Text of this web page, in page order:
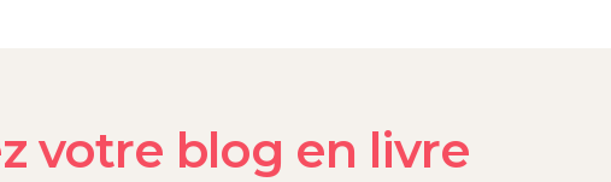
votre blog en livre